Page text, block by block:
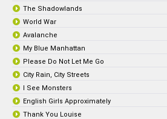
The Shadowlands
World War
Avalanche
My Blue Manhattan
Please Do Not Let Me Go
City Rain, City Streets
I See Monsters
English Girls Approximately
Thank You Louise